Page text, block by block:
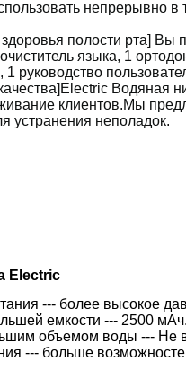
непрерывно в
полости рта] Вы
языка, 1
руководство
Electric Водяная
клиентов.Мы
устранения неполадок.
Electric
--- более высокое
емкости --- 2500 мАч.
объемом воды --- Не
--- больше